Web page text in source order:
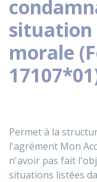
situation
morale
Permet à la
l'agrément Mon
n'avoir pas fait
situations listées